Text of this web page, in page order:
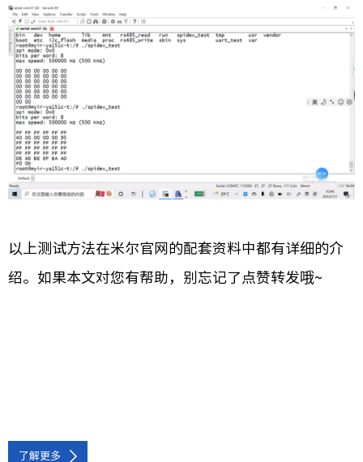
以上测试方法在米尔官网的配套资料中都有详细的介
绍。如果本文对您有帮助，别忘记了点赞转发哦~
了解更多